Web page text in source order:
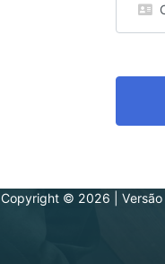
Copyright © 2026 | Versão